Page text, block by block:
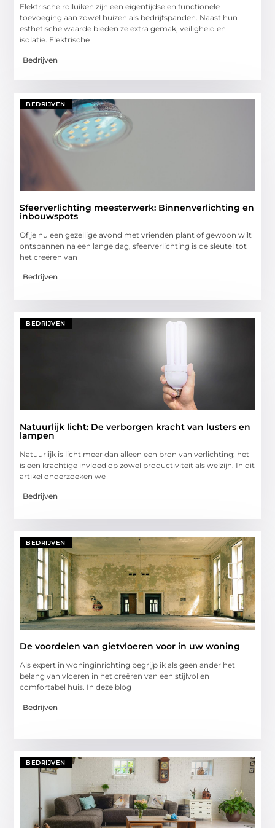
Elektrische rolluiken zijn een eigentijdse en functionele
toevoeging aan zowel huizen als bedrijfspanden. Naast hun
esthetische waarde bieden ze extra gemak, veiligheid en
isolatie. Elektrische
Bedrijven
BEDRIJVEN
Sfeerverlichting meesterwerk: Binnenverlichting en
inbouwspots
Of je nu een gezellige avond met vrienden plant of gewoon wilt
ontspannen na een lange dag, sfeerverlichting is de sleutel tot
het creëren van
Bedrijven
BEDRIJVEN
Natuurlijk licht: De verborgen kracht van lusters en
lampen
Natuurlijk is licht meer dan alleen een bron van verlichting; het
is een krachtige invloed op zowel productiviteit als welzijn. In dit
artikel onderzoeken we
Bedrijven
BEDRIJVEN
De voordelen van gietvloeren voor in uw woning
Als expert in woninginrichting begrijp ik als geen ander het
belang van vloeren in het creëren van een stijlvol en
comfortabel huis. In deze blog
Bedrijven
BEDRIJVEN